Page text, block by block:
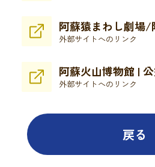
阿蘇猿まわし劇場/
外部サイトへのリンク
阿蘇火山博物館 |
外部サイトへのリンク
戻る